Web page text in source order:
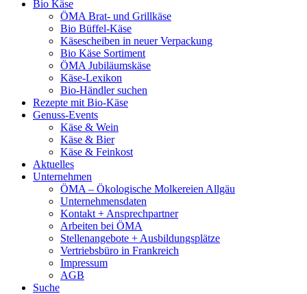
Bio Käse
ÖMA Brat- und Grillkäse
Bio Büffel-Käse
Käsescheiben in neuer Verpackung
Bio Käse Sortiment
ÖMA Jubiläumskäse
Käse-Lexikon
Bio-Händler suchen
Rezepte mit Bio-Käse
Genuss-Events
Käse & Wein
Käse & Bier
Käse & Feinkost
Aktuelles
Unternehmen
ÖMA – Ökologische Molkereien Allgäu
Unternehmensdaten
Kontakt + Ansprechpartner
Arbeiten bei ÖMA
Stellenangebote + Ausbildungsplätze
Vertriebsbüro in Frankreich
Impressum
AGB
Suche